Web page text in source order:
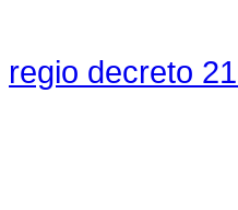
regio decreto